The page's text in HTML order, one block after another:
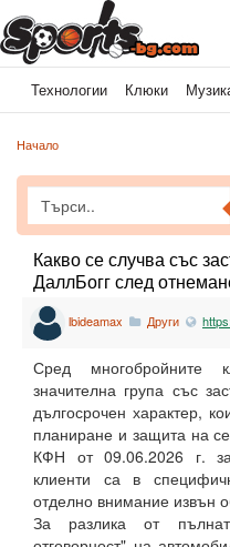
Технологии Клюки
Начало
Какво се случва със
ДаллБогг след
lbideamax Други
Сред многобройните
значителна група със
дългосрочен характер,
планиране и защита на
КФН от 09.06.2026 г.
клиенти са в
отделно внимание извън
За разлика от